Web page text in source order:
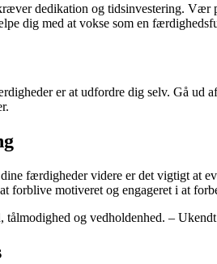
dedikation og tidsinvestering. Vær
dig med at vokse som en
er at udfordre dig selv. Gå ud
færdigheder videre er det vigtigt at
forblive motiveret og engageret i at
og vedholdenhed. – Ukendt